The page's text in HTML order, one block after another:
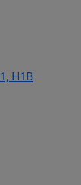
Н1В